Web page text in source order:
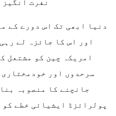
اور اس کا جائزہ لے
امریکہ چین کو مشتعل
سرحدوں اور
جانچنے کا منصوبہ
پولرائزڈ ایشیائی خطے